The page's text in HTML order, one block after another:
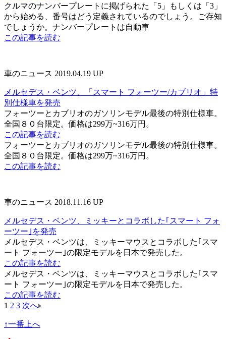
クルマのナンバープレートに掲げられた「5」もしくは「3」
から始める、番号はどう定義されているのでしょう。ご存知
でしょうか。ナンバープレートは自動車
この記事を読む
車のニュース 2019.04.19 UP
メルセデス・ベンツ、「スマート フォーツー/カブリオ」特
別仕様車を発売
フォーツーとカブリオのガソリンモデル最後の特別仕様車。
全国８０台限定。価格は299万~316万円。
この記事を読む
フォーツーとカブリオのガソリンモデル最後の特別仕様車。
全国８０台限定。価格は299万~316万円。
この記事を読む
車のニュース 2018.11.16 UP
メルセデス・ベンツ、ミッキーとコラボした｢スマート フォ
ーツー｣を発売
メルセデス・ベンツは、ミッキーマウスとコラボした｢スマ
ート フォーツー｣の限定モデルを日本で発売した。
この記事を読む
メルセデス・ベンツは、ミッキーマウスとコラボした｢スマ
ート フォーツー｣の限定モデルを日本で発売した。
この記事を読む
1 2 3 次へ
↑一番上へ